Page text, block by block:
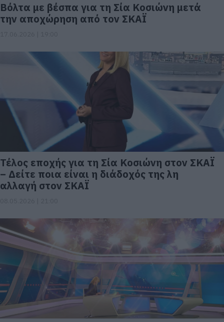
Βόλτα με βέσπα για τη Σία Κοσιώνη μετά
την αποχώρηση από τον ΣΚΑΪ
Τέλος εποχής για τη Σία Κοσιώνη στον ΣΚΑΪ
– Δείτε ποια είναι η διάδοχός της λη
αλλαγή στον ΣΚΑΪ